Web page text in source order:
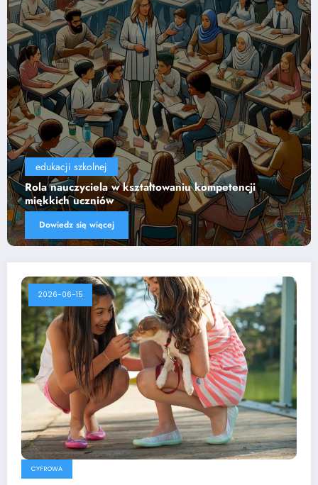
edukacji szkolnej
Wpływ technologii na efektywność nauczania
Dowiedz się więcej
2026-06-15
CYFROWA